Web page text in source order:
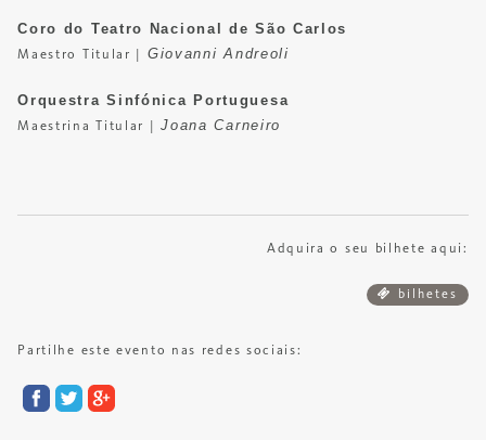
Coro do Teatro Nacional de São Carlos
Maestro Titular | Giovanni Andreoli
Orquestra Sinfónica Portuguesa
Maestrina Titular |Joana Carneiro
Adquira o seu bilhete aqui:
bilhetes
Partilhe este evento nas redes sociais: